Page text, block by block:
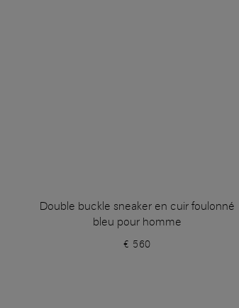
Double buckle sneaker en cuir foulonné
bleu pour homme
€ 560